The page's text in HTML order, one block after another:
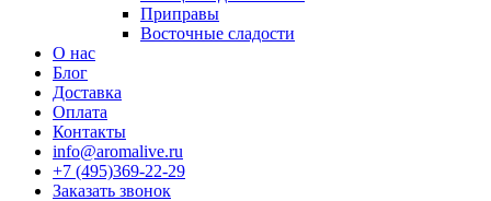
Приправы
Восточные сладости
О нас
Блог
Доставка
Оплата
Контакты
info@aromalive.ru
+7 (495)369-22-29
Заказать звонок